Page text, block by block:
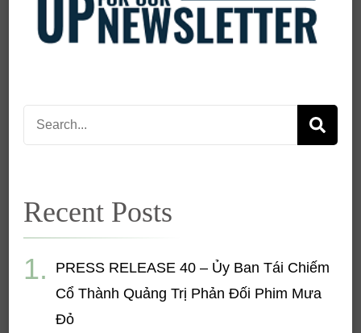
Search
for:
Recent Posts
PRESS RELEASE 40 – Ủy Ban Tái Chiếm
Cổ Thành Quảng Trị Phản Đối Phim Mưa
Đỏ